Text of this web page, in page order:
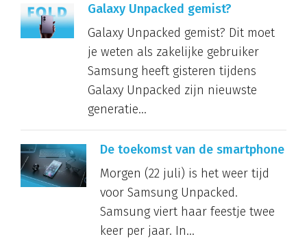
Galaxy Unpacked gemist?
Galaxy Unpacked gemist? Dit moet
je weten als zakelijke gebruiker
Samsung heeft gisteren tijdens
Galaxy Unpacked zijn nieuwste
generatie...
De toekomst van de smartphone
Morgen (22 juli) is het weer tijd
voor Samsung Unpacked.
Samsung viert haar feestje twee
keer per jaar. In...